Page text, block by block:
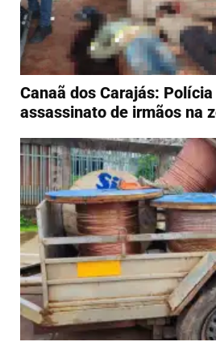
Canaã dos Carajás:
assassinato de irmãos na